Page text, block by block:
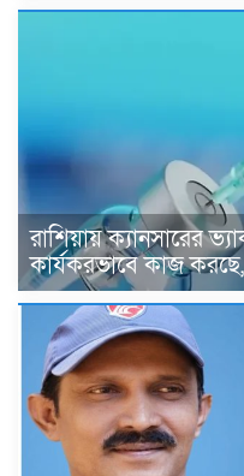
রাশিয়ায় ক্যানসারের
কার্যকরভাবে কাজ করছে,